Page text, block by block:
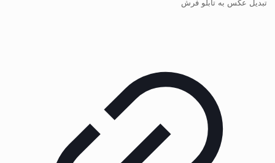
تبدیل عکس به تابلو فرش